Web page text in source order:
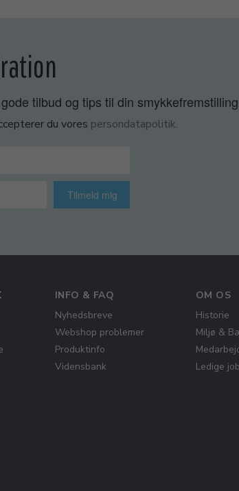
tilbud og tips til din
du vores persondatapolitik.
Tilmeld mig
INFO & FAQ
Nyhedsbreve
Webshop problemer
Produktinfo
Vidensbank
OM OS
Historie
Miljø &
Ledige job